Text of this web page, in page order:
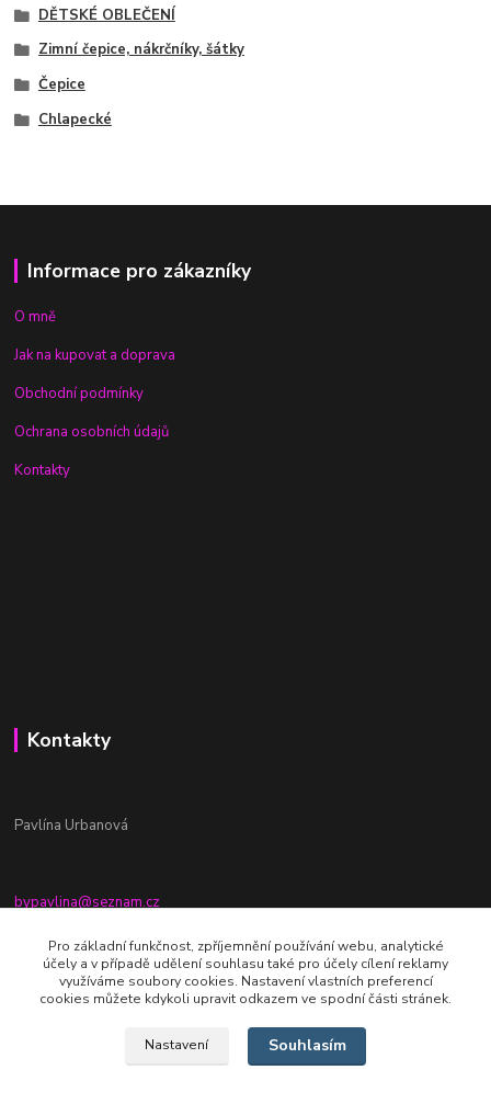
DĚTSKÉ OBLEČENÍ
Zimní čepice, nákrčníky, šátky
Čepice
Chlapecké
Informace pro zákazníky
O mně
Jak na kupovat a doprava
Obchodní podmínky
Ochrana osobních údajů
Kontakty
Kontakty
Pavlína Urbanová
bypavlina@seznam.cz
+420774917196
Fb stránka - By pavlina
Pro základní funkčnost, zpříjemnění používání webu, analytické
účely a v případě udělení souhlasu také pro účely cílení reklamy
využíváme soubory cookies. Nastavení vlastních preferencí
cookies můžete kdykoli upravit odkazem ve spodní části stránek.
Nastavení Souhlasím